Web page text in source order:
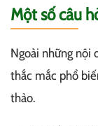
Một số câu
Ngoài những nội
thắc mắc phổ
thảo.